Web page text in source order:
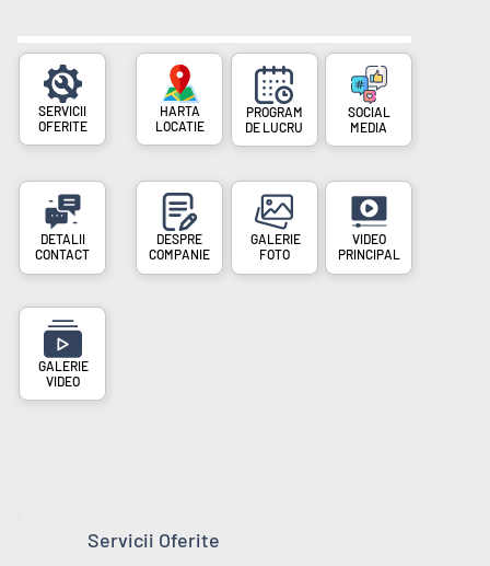
SERVICII
OFERITE
CONTACT
PROGRAM
DE LUCRU
LOCATIE
DESPRE
COMPANIE
SOCIAL
MEDIA
FOTO
VIDEO
PRINCIPAL
VIDEO
Servicii Oferite